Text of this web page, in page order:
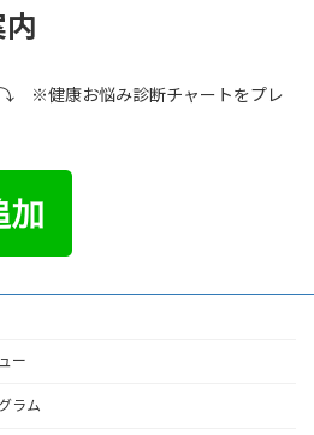
⤵ ※健康お悩み診断チャートをプレ
ー
ラム